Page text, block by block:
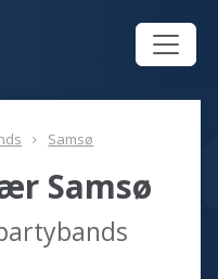
Samsø
Samsø